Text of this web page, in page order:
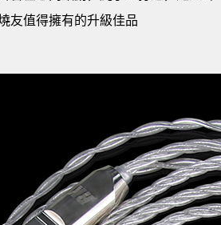
友值得擁有的升級佳品